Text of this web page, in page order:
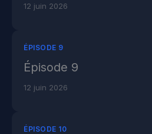
12 juin 2026
ÉPISODE 9
Épisode 9
12 juin 2026
ÉPISODE 10